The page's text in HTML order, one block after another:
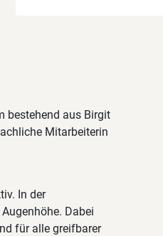
bestehend aus Birgit
Mitarbeiterin
In der
Dabei
für alle greifbarer